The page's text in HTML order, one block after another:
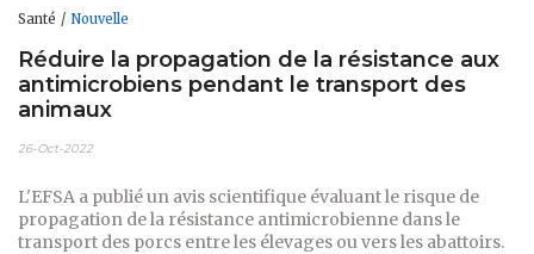
Santé Nouvelle
Réduire la propagation de la résistance aux
antimicrobiens pendant le transport des
animaux
26-Oct-2022
L'EFSA a publié un avis scientifique évaluant le risque de
propagation de la résistance antimicrobienne dans le
transport des porcs entre les élevages ou vers les abattoirs.